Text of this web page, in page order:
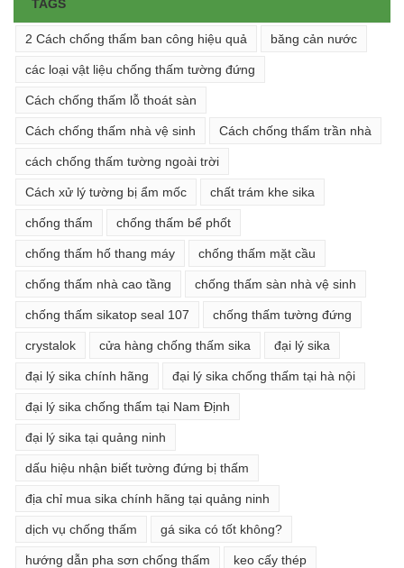
TAGS
2 Cách chống thấm ban công hiệu quả băng cản nước
các loại vật liệu chống thấm tường đứng
Cách chống thấm lỗ thoát sàn
Cách chống thấm nhà vệ sinh Cách chống thấm trần nhà
cách chống thấm tường ngoài trời
Cách xử lý tường bị ẩm mốc chất trám khe sika
chống thấm chống thấm bể phốt
chống thấm hố thang máy chống thấm mặt cầu
chống thấm nhà cao tầng chống thấm sàn nhà vệ sinh
chống thấm sikatop seal 107 chống thấm tường đứng
crystalok cửa hàng chống thấm sika đại lý sika
đại lý sika chính hãng đại lý sika chống thấm tại hà nội
đại lý sika chống thấm tại Nam Định
đại lý sika tại quảng ninh
dấu hiệu nhận biết tường đứng bị thấm
địa chỉ mua sika chính hãng tại quảng ninh
dịch vụ chống thấm gá sika có tốt không?
hướng dẫn pha sơn chống thấm keo cấy thép